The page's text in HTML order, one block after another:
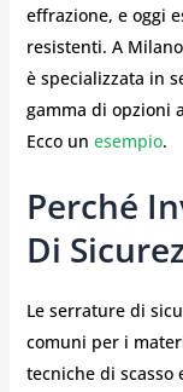
effrazione, e oggi
resistenti. A
è specializzata in
gamma di opzioni
Ecco un esempio.
Perché
Di
Le serrature di
comuni per i
tecniche di scasso